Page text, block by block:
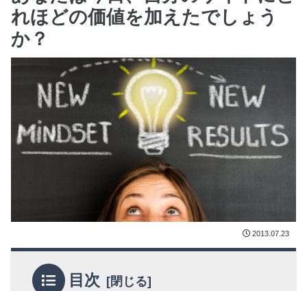
れほどの価値を加えたでしょう
か？
2013.07.23
目次